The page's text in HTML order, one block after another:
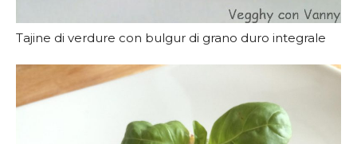
Tajine di verdure con bulgur di grano duro integrale